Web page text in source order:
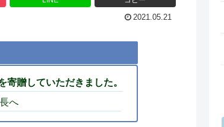
2021.05.21
贈していただきました。
へ